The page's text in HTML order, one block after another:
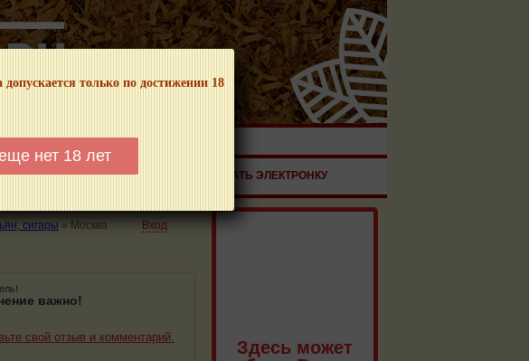
только по достижении 18
нет 18 лет
И РЕКЛАМОЙ ТАБАЧНОЙ ПРОДУКЦИИ!
КУРЕНИЕ И ЗДОРОВЬЕ ЗАКАЗАТЬ ЭЛЕКТРОНКУ
сигары » Москва Вход
важно!
свой отзыв и комментарий.
Здесь может